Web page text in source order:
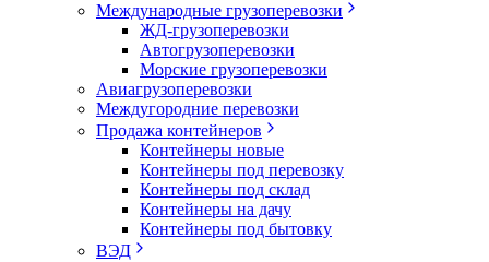
Международные грузоперевозки
ЖД-грузоперевозки
Автогрузоперевозки
Морские грузоперевозки
Авиагрузоперевозки
Междугородние перевозки
Продажа контейнеров
Контейнеры новые
Контейнеры под перевозку
Контейнеры под склад
Контейнеры на дачу
Контейнеры под бытовку
ВЭД